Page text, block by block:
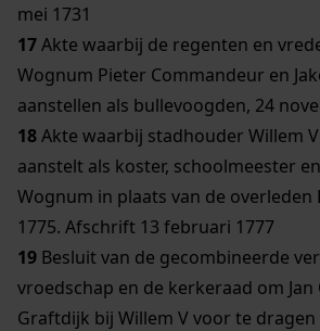
mei 1731
17Akte waarbij de regenten en
Wognum Pieter Commandeur en
aanstellen als bullevoogden, 24
18Akte waarbij stadhouder Willem
aanstelt als koster, schoolmeester
Wognum in plaats van de overleden
1775. Afschrift 13 februari 1777
19 Besluit van de gecombineerde
vroedschap en de kerkeraad om
Graftdijk bij Willem V voor te